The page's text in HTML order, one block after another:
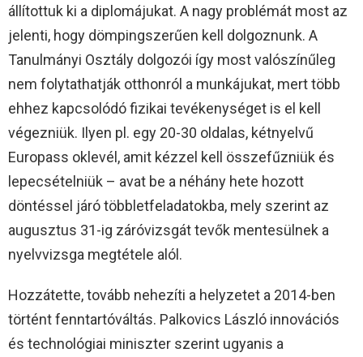
állítottuk ki a diplomájukat. A nagy problémát most az
jelenti, hogy dömpingszerűen kell dolgoznunk. A
Tanulmányi Osztály dolgozói így most valószínűleg
nem folytathatják otthonról a munkájukat, mert több
ehhez kapcsolódó fizikai tevékenységet is el kell
végezniük. Ilyen pl. egy 20-30 oldalas, kétnyelvű
Europass oklevél, amit kézzel kell összefűzniük és
lepecsételniük – avat be a néhány hete hozott
döntéssel járó többletfeladatokba, mely szerint az
augusztus 31-ig záróvizsgát tevők mentesülnek a
nyelvvizsga megtétele alól.
Hozzátette, tovább nehezíti a helyzetet a 2014-ben
történt fenntartóváltás. Palkovics László innovációs
és technológiai miniszter szerint ugyanis a